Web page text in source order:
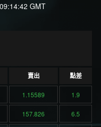
GMT
賣出 點差
1.15589 1.9
157.826 6.5